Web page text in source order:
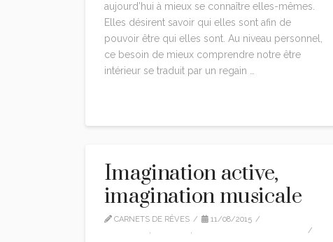
aujourd’hui à mieux se connaître elles-mêmes.
Elles désirent savoir qui elles sont afin de
pouvoir être qui elles sont. Au niveau personnel,
ce besoin de mieux comprendre notre être
intérieur se traduit par un regain …
Imagination active,
imagination musicale
CARNETS DE RÊVES
11/08/2015
, ,